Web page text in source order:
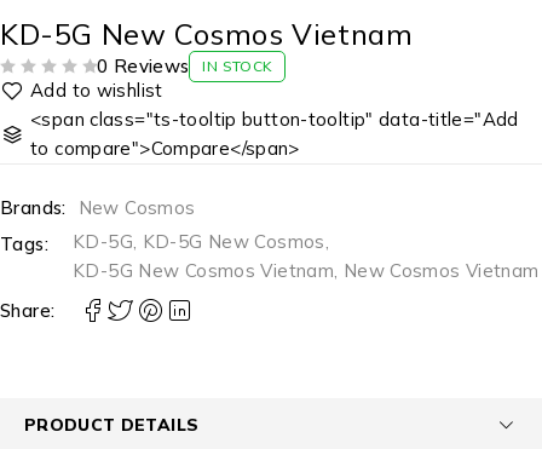
KD-5G New Cosmos Vietnam
0 Reviews IN STOCK
<span class="ts-tooltip button-tooltip" data-title="Add
to compare">Compare</span>
Brands:
New Cosmos
Tags:
KD-5G, KD-5G New Cosmos,
KD-5G New Cosmos Vietnam, New Cosmos Vietnam
Share:
PRODUCT DETAILS